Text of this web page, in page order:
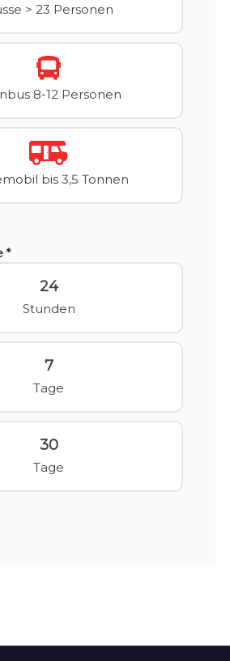
> 23 Personen
8-12 Personen
bis 3,5 Tonnen
*
24
Stunden
7
Tage
30
Tage